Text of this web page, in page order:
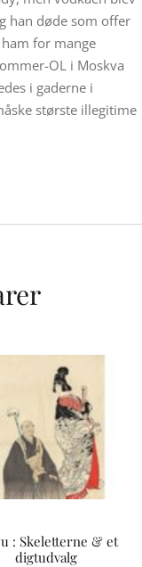
han døde som offer
for mange
OL i Moskva
i gaderne i
største illegitime
: Skeletterne & et
digtudvalg